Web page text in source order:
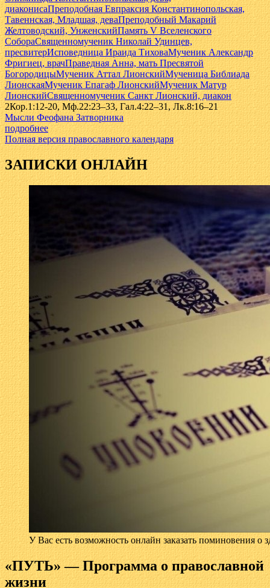
диаконисаПреподобная Евпраксия Константинопольская,
Тавеннская, Младшая, деваПреподобный Макарий
Желтоводский, УнженскийПамять V Вселенского
СобораСвященномученик Николай Удинцев,
пресвитерИсповедница Ираида ТиховаМученик Александр
Фригиец, врачПраведная Анна, мать Пресвятой
БогородицыМученик Аттал ЛионскийМученица Библиада
ЛионскаяМученик Епагаф ЛионскийМученик Матур
ЛионскийСвященномученик Санкт Лионский, диакон
2Кор.1:12-20, Мф.22:23–33, Гал.4:22–31, Лк.8:16–21
Мысли Феофана Затворника
подробнее
Полная версия православного календаря
ЗАПИСКИ ОНЛАЙН
У Вас есть возможность онлайн заказать поминовения
«ПУТЬ» — Программа о православной
жизни